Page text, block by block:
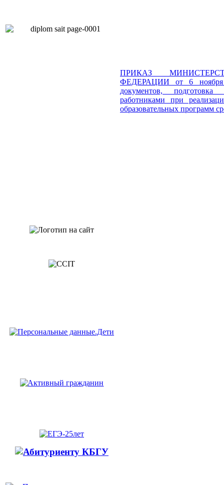
ПРИКАЗ
ФЕДЕРАЦИИ от 6 ноября
документов, подготовка
работниками при
образовательных программ